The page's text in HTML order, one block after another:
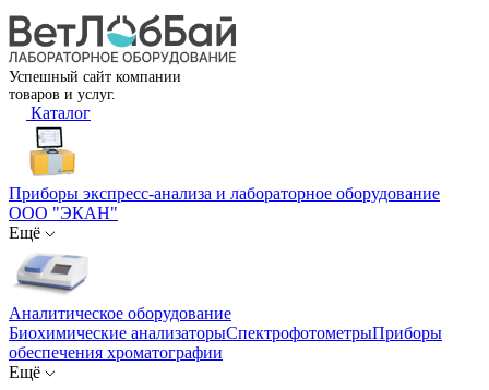
Успешный сайт компании
товаров и услуг.
Каталог
Приборы экспресс-анализа и лабораторное оборудование
ООО "ЭКАН"
Ещё
Аналитическое оборудование
Биохимические анализаторыСпектрофотометрыПриборы
обеспечения хроматографии
Ещё